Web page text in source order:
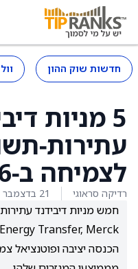
חדשות שוק ההון
5 מניות
לצמיחה ב‑2026
רדיקה סראוגי 21 בדצמבר 2025